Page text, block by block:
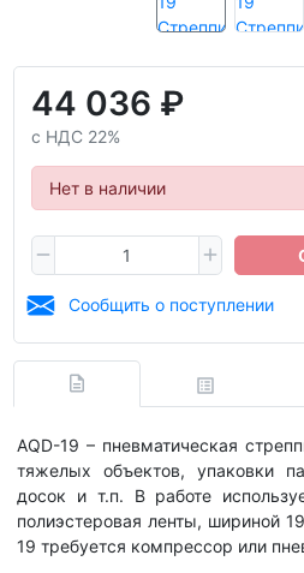
44 036 ₽
с НДС 22%
Нет в наличии
Сообщить о поступлении
AQD-19 – пневматическая
тяжелых объектов, упаковки
досок и т.п. В работе
полиэстеровая ленты, шириной
19 требуется компрессор или